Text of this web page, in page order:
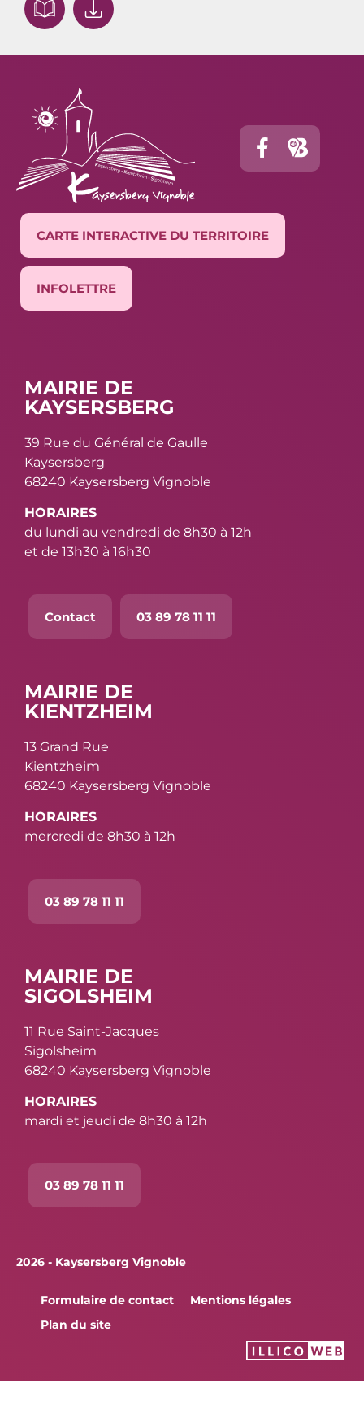
CARTE INTERACTIVE DU TERRITOIRE
INFOLETTRE
MAIRIE DE
KAYSERSBERG
39 Rue du Général de Gaulle
Kaysersberg
68240 Kaysersberg Vignoble
HORAIRES
du lundi au vendredi de 8h30 à 12h
et de 13h30 à 16h30
Contact 03 89 78 11 11
MAIRIE DE
KIENTZHEIM
13 Grand Rue
Kientzheim
68240 Kaysersberg Vignoble
HORAIRES
mercredi de 8h30 à 12h
03 89 78 11 11
MAIRIE DE
SIGOLSHEIM
11 Rue Saint-Jacques
Sigolsheim
68240 Kaysersberg Vignoble
HORAIRES
mardi et jeudi de 8h30 à 12h
03 89 78 11 11
2026 - Kaysersberg Vignoble
Formulaire de contact
Mentions légales
Plan du site